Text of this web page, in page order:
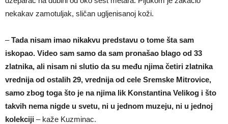
nekakav zamotuljak, sličan ugljenisanoj koži.
–Tada nisam imao nikakvu predstavu o tome šta sam
iskopao. Video sam samo da sam pronašao blago od 33
zlatnika, ali nisam ni slutio da su među njima četiri zlatnika
vrednija od ostalih 29, vrednija od cele Sremske Mitrovice,
samo zbog toga što je na njima lik Konstantina Velikog i što
takvih nema nigde u svetu, ni u jednom muzeju, ni u jednoj
kolekciji – kaže Kuzminac.